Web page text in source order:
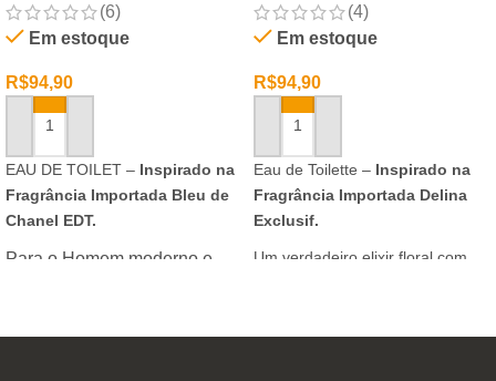
(6)
Em estoque
R$94,90
ADICIONAR AO CARRINHO
EAU DE TOILET – Inspirado na
Fragrância Importada Bleu de
Chanel EDT.
Para o Homem moderno e
inovar sempre, provocando
(4)
Em estoque
R$94,90
ADICIONAR AO CARRINHO
Eau de Toilette – Inspirado na
Fragrância Importada Delina
Exclusif.
Um verdadeiro elixir floral com